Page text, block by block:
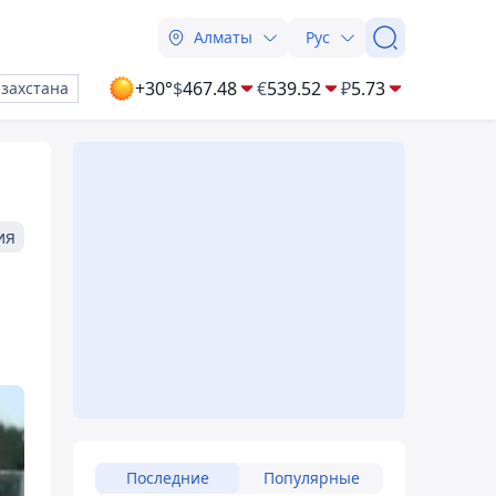
Алматы Рус
+30°$467.48 €539.52 ₽5.73
Последние Популярные